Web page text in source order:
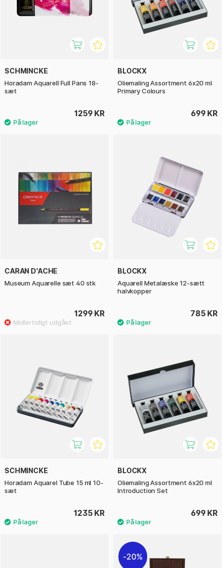
SCHMINCKE
Horadam Aquarell Full Pans 18-
sæt
1259 KR
BLOCKX
Oliemaling Assortment 6x20 ml
Primary Colours
699 KR
CARAN D'ACHE
Museum Aquarelle sæt 40 stk
1299 KR
BLOCKX
Aquarell Metalæske 12-sætt
halvkopper
785 KR
SCHMINCKE
Horadam Aquarel Tube 15 ml 10-
sæt
1235 KR
BLOCKX
Oliemaling Assortment 6x20 ml
Introduction Set
699 KR
20%